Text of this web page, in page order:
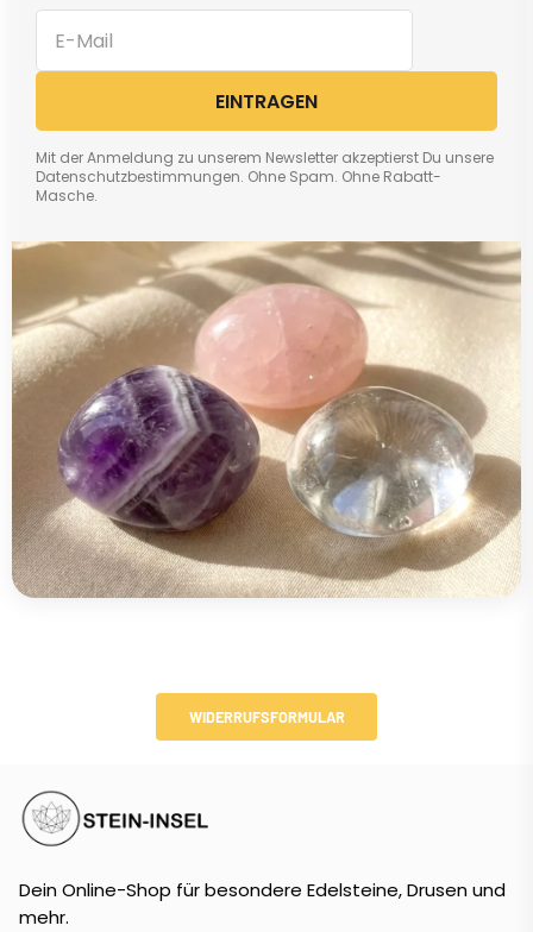
EINTRAGEN
Mit der Anmeldung zu unserem Newsletter akzeptierst Du unsere
Datenschutzbestimmungen. Ohne Spam. Ohne Rabatt-
Masche.
WIDERRUFSFORMULAR
Dein Online-Shop für besondere Edelsteine, Drusen und
mehr.